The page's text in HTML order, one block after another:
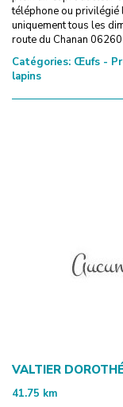
téléphone ou privilégié
uniquement tous les
route du Chanan 06260
Catégories: Œufs -
lapins
VALTIER
41.75 km